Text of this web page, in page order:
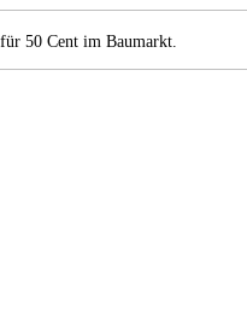
50 Cent im Baumarkt.